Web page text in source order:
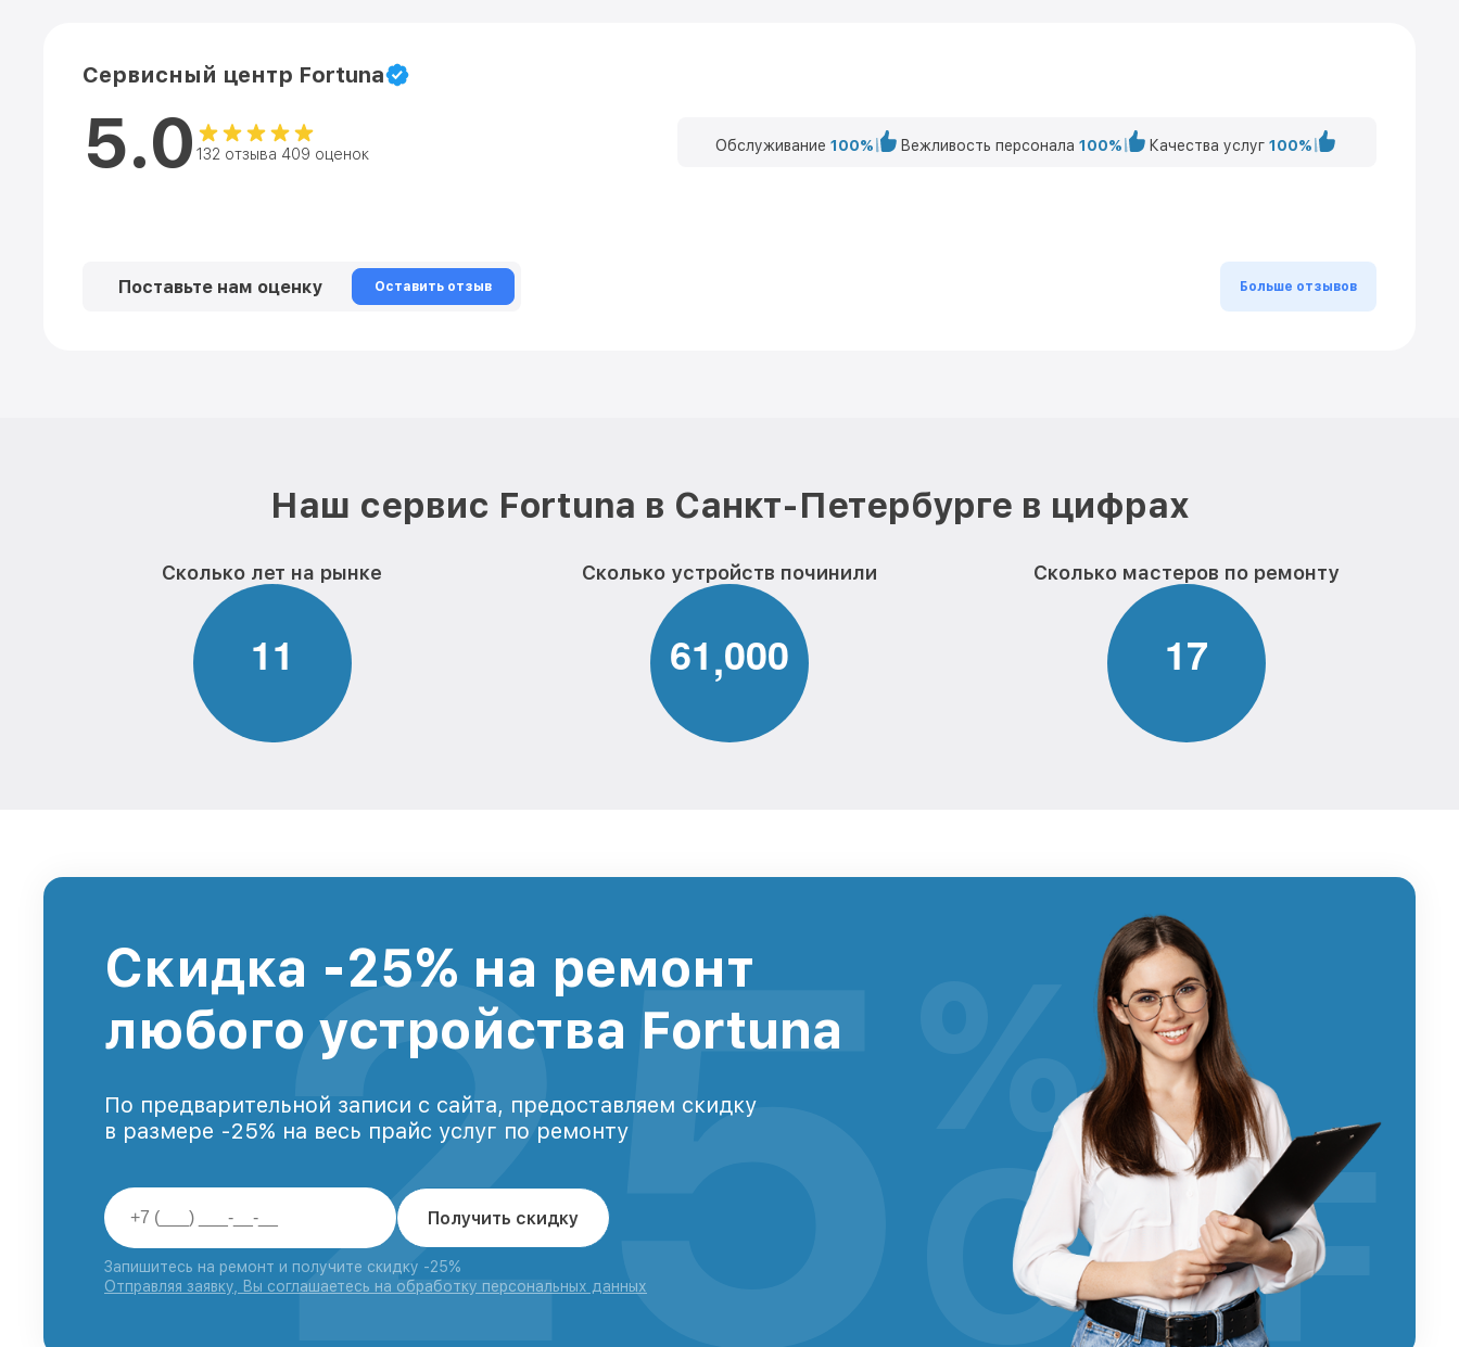
Сервисный центр Fortuna
5.0 132 отзыва 409 оценок Обслуживание 100% Вежливость персонала 100% Качества услуг 100%
Поставьте нам оценку Оставить отзыв Больше отзывов
Наш сервис Fortuna в Санкт-Петербурге в цифрах
Сколько лет на рынке
11
Сколько устройств починили
61,000
Сколько мастеров по ремонту
17
Скидка -25% на ремонт
любого устройства Fortuna
По предварительной записи с сайта, предоставляем скидку
в размере -25% на весь прайс услуг по ремонту
Получить скидку
Запишитесь на ремонт и получите скидку -25%
Отправляя заявку, Вы соглашаетесь на обработку персональных данных
25 %
OFF